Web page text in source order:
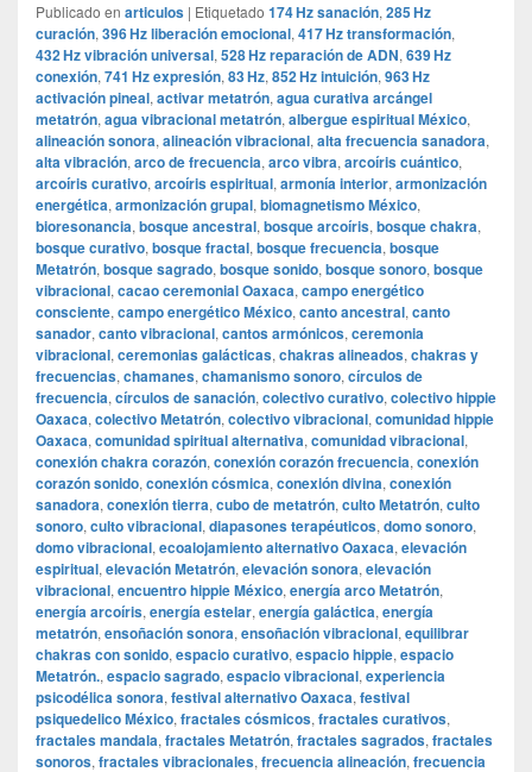
Publicado en articulos | Etiquetado 174 Hz sanación, 285 Hz
curación, 396 Hz liberación emocional, 417 Hz transformación,
432 Hz vibración universal, 528 Hz reparación de ADN, 639 Hz
conexión, 741 Hz expresión, 83 Hz, 852 Hz intuición, 963 Hz
activación pineal, activar metatrón, agua curativa arcángel
metatrón, agua vibracional metatrón, albergue espiritual México,
alineación sonora, alineación vibracional, alta frecuencia sanadora,
alta vibración, arco de frecuencia, arco vibra, arcoíris cuántico,
arcoíris curativo, arcoíris espiritual, armonía interior, armonización
energética, armonización grupal, biomagnetismo México,
bioresonancia, bosque ancestral, bosque arcoíris, bosque chakra,
bosque curativo, bosque fractal, bosque frecuencia, bosque
Metatrón, bosque sagrado, bosque sonido, bosque sonoro, bosque
vibracional, cacao ceremonial Oaxaca, campo energético
consciente, campo energético México, canto ancestral, canto
sanador, canto vibracional, cantos armónicos, ceremonia
vibracional, ceremonias galácticas, chakras alineados, chakras y
frecuencias, chamanes, chamanismo sonoro, círculos de
frecuencia, círculos de sanación, colectivo curativo, colectivo hippie
Oaxaca, colectivo Metatrón, colectivo vibracional, comunidad hippie
Oaxaca, comunidad spiritual alternativa, comunidad vibracional,
conexión chakra corazón, conexión corazón frecuencia, conexión
corazón sonido, conexión cósmica, conexión divina, conexión
sanadora, conexión tierra, cubo de metatrón, culto Metatrón, culto
sonoro, culto vibracional, diapasones terapéuticos, domo sonoro,
domo vibracional, ecoalojamiento alternativo Oaxaca, elevación
espiritual, elevación Metatrón, elevación sonora, elevación
vibracional, encuentro hippie México, energía arco Metatrón,
energía arcoíris, energía estelar, energía galáctica, energía
metatrón, ensoñación sonora, ensoñación vibracional, equilibrar
chakras con sonido, espacio curativo, espacio hippie, espacio
Metatrón., espacio sagrado, espacio vibracional, experiencia
psicodélica sonora, festival alternativo Oaxaca, festival
psiquedelico México, fractales cósmicos, fractales curativos,
fractales mandala, fractales Metatrón, fractales sagrados, fractales
sonoros, fractales vibracionales, frecuencia alineación, frecuencia